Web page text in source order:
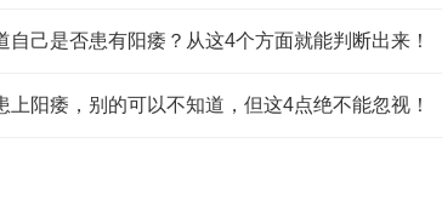
自己是否患有阳痿？从这4个方面就能判断出来！
上阳痿，别的可以不知道，但这4点绝不能忽视！